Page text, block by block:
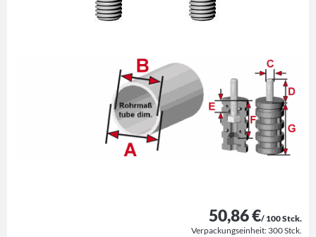
50,86 €/ 100 Stck.
Verpackungseinheit: 300 Stck.